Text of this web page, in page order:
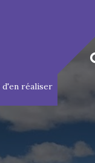
d'en réaliser